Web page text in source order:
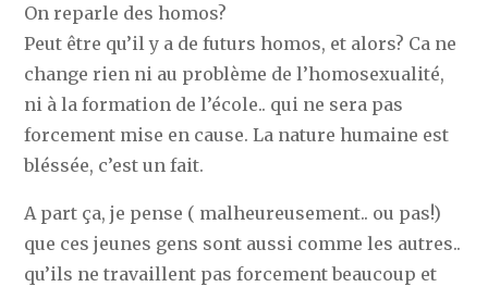
On reparle des homos?
Peut être qu’il y a de futurs homos, et alors? Ca ne
change rien ni au problème de l’homosexualité,
ni à la formation de l’école.. qui ne sera pas
forcement mise en cause. La nature humaine est
bléssée, c’est un fait.
A part ça, je pense ( malheureusement.. ou pas!)
que ces jeunes gens sont aussi comme les autres..
qu’ils ne travaillent pas forcement beaucoup et